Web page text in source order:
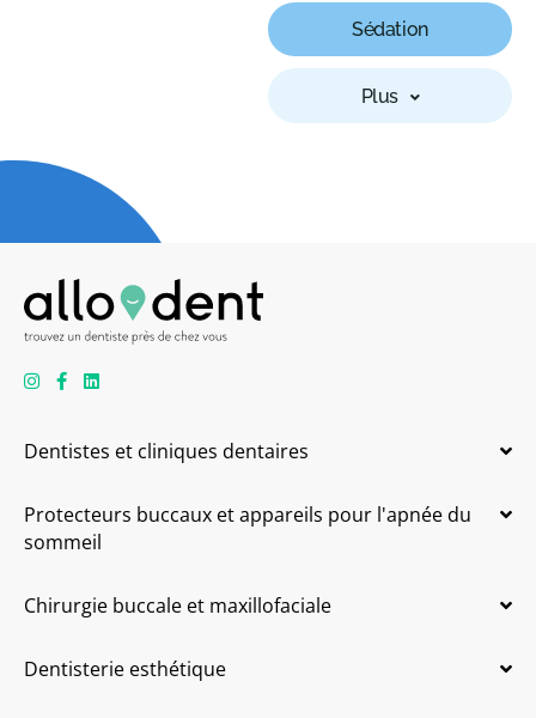
Sédation
Plus
Dentistes et cliniques dentaires
Protecteurs buccaux et appareils pour l'apnée du
sommeil
Chirurgie buccale et maxillofaciale
Dentisterie esthétique